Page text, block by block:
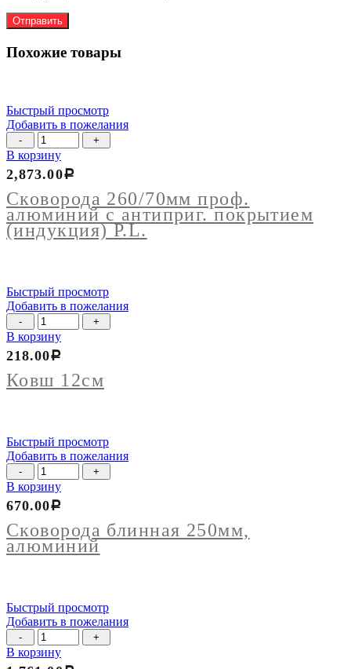
Похожие товары
Быстрый просмотр
Добавить в пожелания
Количество
товара
Сковорода
260/70мм
проф.
алюминий
с
антиприг.
В корзину
Сковорода 260/70мм проф.
алюминий с антиприг. покрытием
(индукция) P.L.
2,873.00Р
Быстрый просмотр
Добавить в пожелания
Количество
товара
Ковш
12см
В корзину
Ковш 12см
218.00Р
Быстрый просмотр
Добавить в пожелания
Количество
товара
Сковорода
блинная
250мм,
алюминий
В корзину
Сковорода блинная 250мм,
алюминий
670.00Р
Быстрый просмотр
Добавить в пожелания
Количество
товара
Утятница
В корзину